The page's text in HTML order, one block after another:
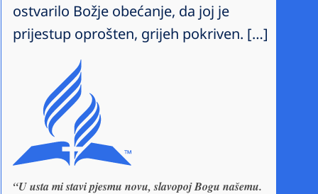
ostvarilo Božje obećanje, da joj je
prijestup oprošten, grijeh pokriven. […]
“U usta mi stavi pjesmu novu, slavopoj Bogu našemu.